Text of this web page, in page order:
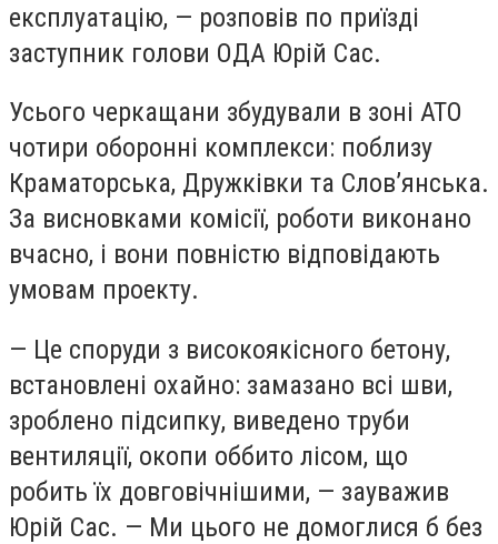
експлуатацію, — розповів по приїзді
заступник голови ОДА Юрій Сас.
Усього черкащани збудували в зоні АТО
чотири оборонні комплекси: поблизу
Краматорська, Дружківки та Слов’янська.
За висновками комісії, роботи виконано
вчасно, і вони повністю відповідають
умовам проекту.
— Це споруди з високоякісного бетону,
встановлені охайно: замазано всі шви,
зроблено підсипку, виведено труби
вентиляції, окопи оббито лісом, що
робить їх довговічнішими, — зауважив
Юрій Сас. — Ми цього не домоглися б без